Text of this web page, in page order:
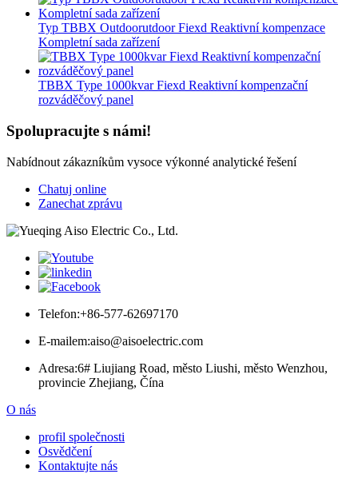
Typ TBBX Outdoorutdoor Fiexd Reaktivní kompenzace
Kompletní sada zařízení
TBBX Type 1000kvar Fiexd Reaktivní kompenzační
rozváděčový panel
Spolupracujte s námi!
Nabídnout zákazníkům vysoce výkonné analytické řešení
Chatuj online
Zanechat zprávu
Telefon:+86-577-62697170
E-mailem:aiso@aisoelectric.com
Adresa:6# Liujiang Road, město Liushi, město Wenzhou,
provincie Zhejiang, Čína
O nás
profil společnosti
Osvědčení
Kontaktujte nás